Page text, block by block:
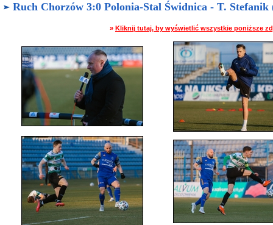
Ruch Chorzów 3:0 Polonia-Stal Świdnica - T. Stefanik
» Kliknij tutaj, by wyświetlić wszystkie poniższe